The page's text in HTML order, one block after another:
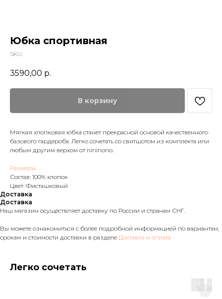
Юбка спортивная
SKU:
3590,00 р.
В корзину
Мягкая хлопковая юбка станет прекрасной основой качественного
базового гардероба. Легко сочетать со свитшотом из комплекта или
любым другим верхом от nininono.
Размеры
Состав: 100% хлопок
Цвет: Фисташковый
Доставка
Доставка
Наш магазин осуществляет доставку по России и странам СНГ.
Вы можете ознакомиться с более подробной информацией по вариантам,
срокам и стоимости доставки в разделе Доставка и оплата
Легко сочетать